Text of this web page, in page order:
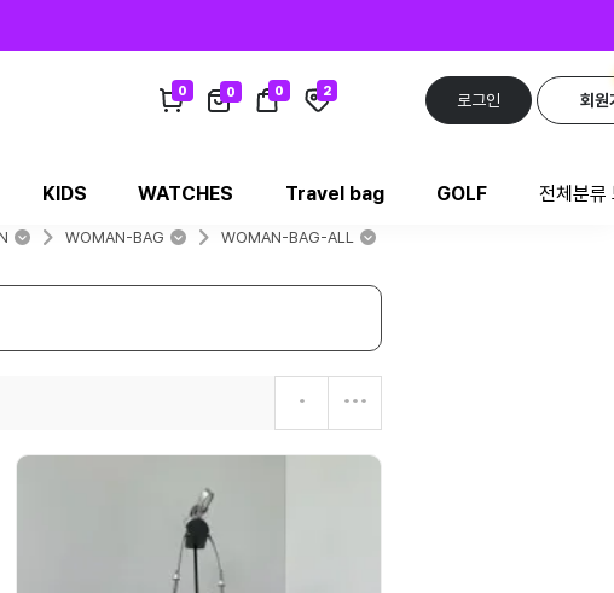
0 0 0 2
로그인 회원
KIDS WATCHES Travel bag GOLF 전체분류
WOMAN-BAG WOMAN-BAG-ALL